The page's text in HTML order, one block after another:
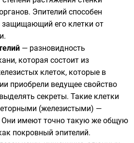
Эпителий способен
защищающий его клетки от
— разновидность
которая состоит из
клеток, которые в
приобрели ведущее свойство
секреты. Такие клетки
(железистыми) —
Они имеют точно такую же общую
покровный эпителий.